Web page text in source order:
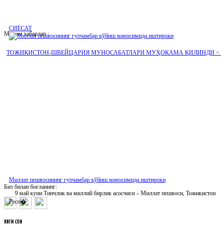
Муҳим хабарлар :
ТОЖИКИСТОН-ШВЕЙЦАРИЯ МУНОСАБАТЛАРИ МУҲОКАМА ҚИЛИНДИ >
СИЁСАТ
Миллат пешвосининг гулчамбар қўйиш маросимида иштироки
9 май куни Тинчлик ва миллий бирлик асосчиси – Миллат пешвоси, Тожикистон
Респ�
Биз билан боғланинг:
ЯНГИ СОН